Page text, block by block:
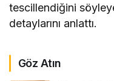
tescillendiğini
detaylarını anlattı.
Göz Atın